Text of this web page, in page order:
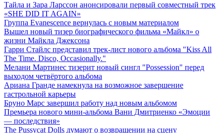
Тайла и Зара Ларссон анонсировали первый совместный трек
«SHE DID IT AGAIN»
Группа Evanescence вернулась с новым материалом
Вышел новый тизер биографического фильма «Майкл» о
жизни Майкла Джексона
Гарри Стайлс представил трек-лист нового альбома "Kiss All
The Time. Disco, Occasionally."
Мелани Мартинес тизерит новый сингл "Possession" перед
выходом четвёртого альбома
Ариана Гранде намекнула на возможное завершение
гастрольной карьеры
Бруно Марс завершил работу над новым альбомом
Премьера нового мини-альбома Вани Дмитриенко «Эмоции
— последствия»
The Pussycat Dolls думают о возвращении на сцену